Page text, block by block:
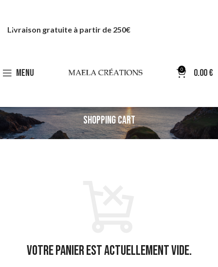
MENU 0 0.00€
SHOPPING CART
Votre panier est actuellement vide.
Livraison gratuite à partir de 250€